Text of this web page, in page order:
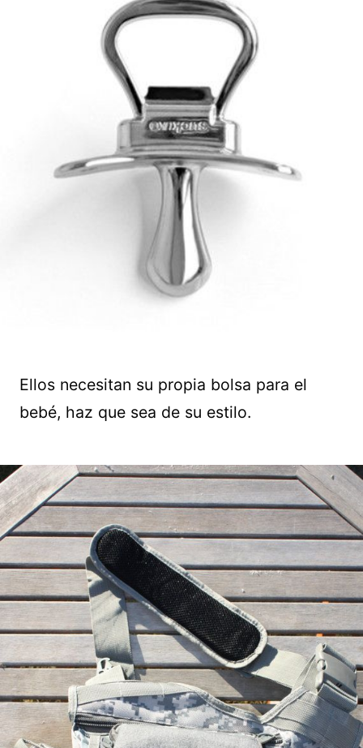
Ellos necesitan su propia bolsa para el
bebé, haz que sea de su estilo.